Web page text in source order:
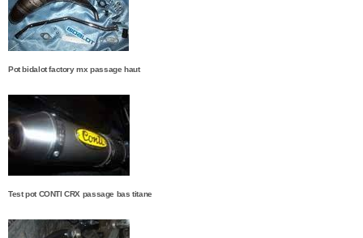
Pot bidalot factory mx passage haut
Test pot CONTI CRX passage bas titane